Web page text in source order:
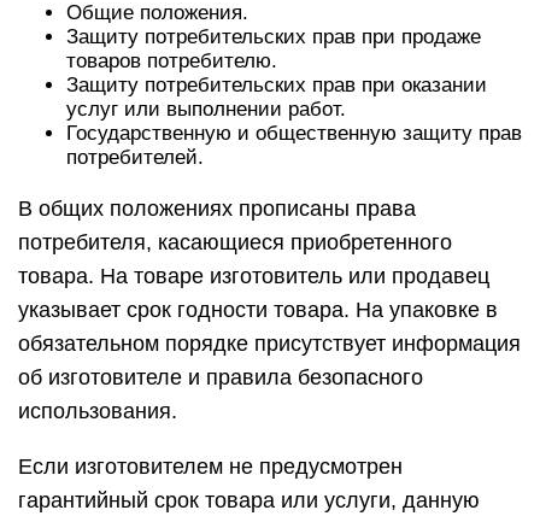
Общие положения.
Защиту потребительских прав при продаже
товаров потребителю.
Защиту потребительских прав при оказании
услуг или выполнении работ.
Государственную и общественную защиту прав
потребителей.
В общих положениях прописаны права
потребителя, касающиеся приобретенного
товара. На товаре изготовитель или продавец
указывает срок годности товара. На упаковке в
обязательном порядке присутствует информация
об изготовителе и правила безопасного
использования.
Если изготовителем не предусмотрен
гарантийный срок товара или услуги, данную